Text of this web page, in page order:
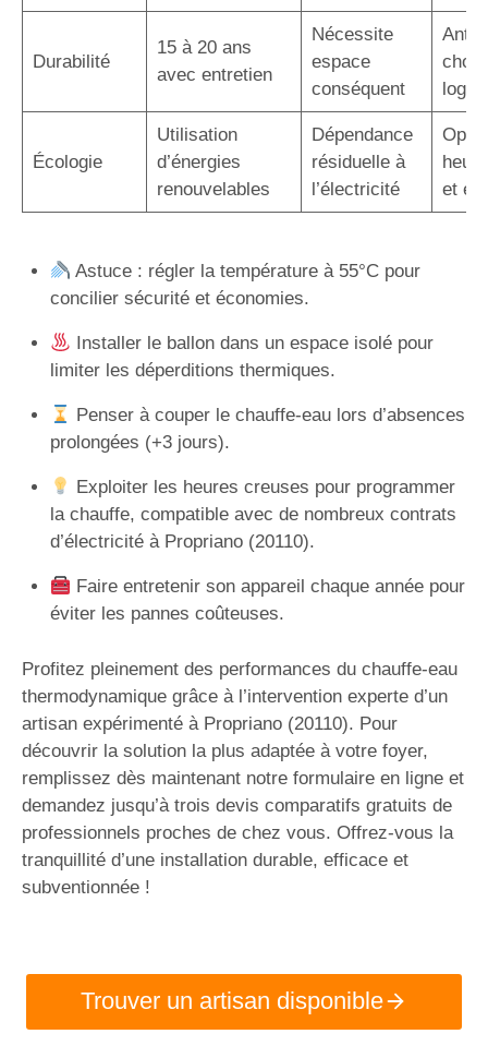
Durabilité
15 à 20 ans
avec entretien
Nécessite
espace
conséquent
Écologie
Utilisation
d’énergies
renouvelables
Dépendance
résiduelle à
l’électricité
et
Astuce : régler la température à 55°C pour
concilier sécurité et économies.
Installer le ballon dans un espace isolé pour
limiter les déperditions thermiques.
Penser à couper le chauffe-eau lors d’absences
prolongées (+3 jours).
Exploiter les heures creuses pour programmer
la chauffe, compatible avec de nombreux contrats
d’électricité à Propriano (20110).
Faire entretenir son appareil chaque année pour
éviter les pannes coûteuses.
Profitez pleinement des performances du chauffe-eau
thermodynamique grâce à l’intervention experte d’un
artisan expérimenté à Propriano (20110). Pour
découvrir la solution la plus adaptée à votre foyer,
remplissez dès maintenant notre formulaire en ligne et
demandez jusqu’à trois devis comparatifs gratuits de
professionnels proches de chez vous. Offrez-vous la
tranquillité d’une installation durable, efficace et
subventionnée !
Trouver un artisan disponible